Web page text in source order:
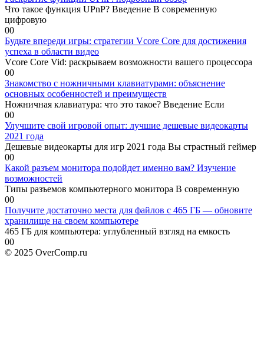
Что такое функция UPnP? Введение В современную
цифровую
00
Будьте впереди игры: стратегии Vcore Core для достижения
успеха в области видео
Vcore Core Vid: раскрываем возможности вашего процессора
00
Знакомство с ножничными клавиатурами: объяснение
основных особенностей и преимуществ
Ножничная клавиатура: что это такое? Введение Если
00
Улучшите свой игровой опыт: лучшие дешевые видеокарты
2021 года
Дешевые видеокарты для игр 2021 года Вы страстный геймер
00
Какой разъем монитора подойдет именно вам? Изучение
возможностей
Типы разъемов компьютерного монитора В современную
00
Получите достаточно места для файлов с 465 ГБ — обновите
хранилище на своем компьютере
465 ГБ для компьютера: углубленный взгляд на емкость
00
© 2025 OverComp.ru